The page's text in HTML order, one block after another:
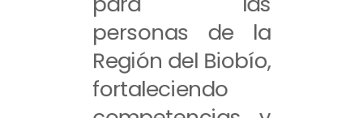
personas de la
Región del Biobío,
fortaleciendo